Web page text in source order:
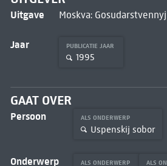
Uitgave Moskva:
Jaar PUBLICATIE JAAR
1995
GAAT OVER
Persoon ALS ONDERWERP
Uspenskij sobor
Onderwerp ALS ONDERWERP ALS